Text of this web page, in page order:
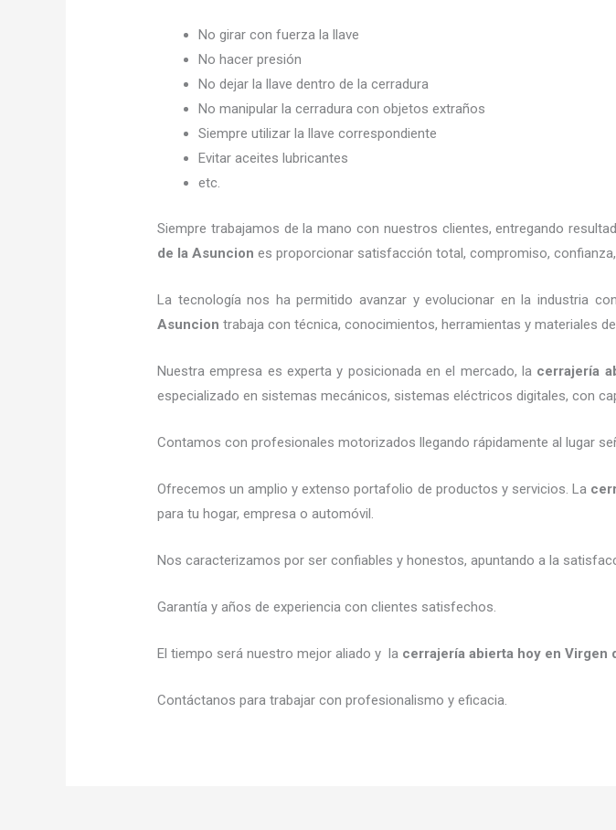
No girar con fuerza la llave
No hacer presión
No dejar la llave dentro de la cerradura
No manipular la cerradura con objetos extraños
Siempre utilizar la llave correspondiente
Evitar aceites lubricantes
etc.
Siempre trabajamos de la mano con nuestros clientes, entregando
de la Asuncion es proporcionar satisfacción total, compromiso,
La tecnología nos ha permitido avanzar y evolucionar en la industria
Asuncion trabaja con técnica, conocimientos, herramientas y materiales de
Nuestra empresa es experta y posicionada en el mercado, la cerrajería
especializado en sistemas mecánicos, sistemas eléctricos digitales, con
Contamos con profesionales motorizados llegando rápidamente al lugar
Ofrecemos un amplio y extenso portafolio de productos y servicios. La
para tu hogar, empresa o automóvil.
Nos caracterizamos por ser confiables y honestos, apuntando a la
Garantía y años de experiencia con clientes satisfechos.
El tiempo será nuestro mejor aliado y la cerrajería abierta hoy en Virgen
Contáctanos para trabajar con profesionalismo y eficacia.